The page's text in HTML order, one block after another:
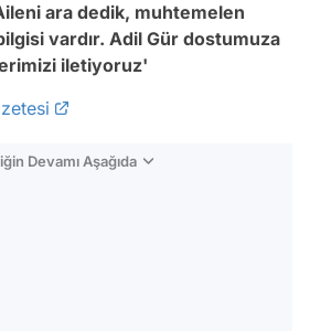
ara dedik, muhtemelen
vardır. Adil Gür dostumuza
iletiyoruz'
Devamı Aşağıda